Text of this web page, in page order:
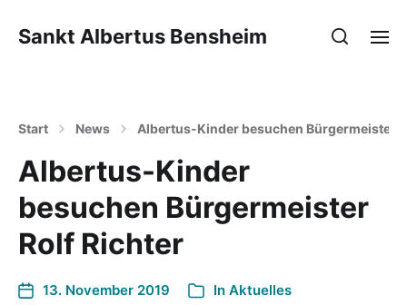
Sankt Albertus Bensheim
Start News Albertus-Kinder besuchen Bürgermeister
Albertus-Kinder
besuchen Bürgermeister
Rolf Richter
13. November 2019 In Aktuelles